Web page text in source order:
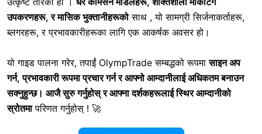
उपकरणहरू, र मासिक भुक्तानीहरूकोसाथ , यो सामग्री सिर्जनाकर्ताहरू,
ब्लगरहरू, र प्रभावकारीहरूका लागि एक आकर्षक अवसर हो।
यो गाइड पालना गरेर, तपाईं OlympTrade सम्बद्धको रूपमासाइन अप
गर्न, प्रभावकारी रूपमा प्रचार गर्न र आफ्नो आम्दानीलाई अधिकतम बनाउन
सक्नुहुन्छ। आजै सुरु गर्नुहोस् र आफ्ना दर्शकहरूलाईस्थिर आम्दानीको
स्रोतमापरिणत गर्नुहोस् ! 🚀